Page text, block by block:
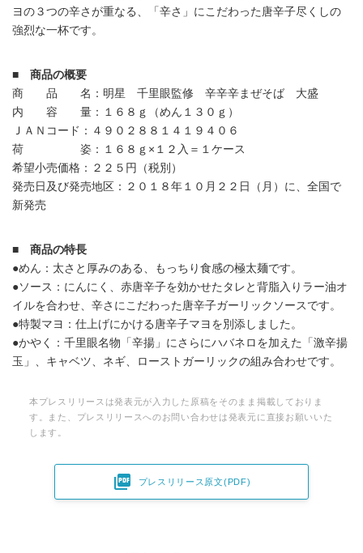
ヨの３つの辛さが重なる、「辛さ」にこだわった唐辛子尽くしの
強烈な一杯です。
■ 商品の概要
商 品 名：明星 千里眼監修 辛辛辛まぜそば 大盛
内 容 量：１６８ｇ（めん１３０ｇ）
ＪＡＮコード：４９０２８８１４１９４０６
荷 姿：１６８ｇ×１２入＝１ケース
希望小売価格：２２５円（税別）
発売日及び発売地区：２０１８年１０月２２日（月）に、全国で
新発売
■ 商品の特長
●めん：太さと厚みのある、もっちり食感の極太麺です。
●ソース：にんにく、赤唐辛子を効かせたタレと背脂入りラー油オ
イルを合わせ、辛さにこだわった唐辛子ガーリックソースです。
●特製マヨ：仕上げにかける唐辛子マヨを別添しました。
●かやく：千里眼名物「辛揚」にさらにハバネロを加えた「激辛揚
玉」、キャベツ、ネギ、ローストガーリックの組み合わせです。
本プレスリリースは発表元が入力した原稿をそのまま掲載しておりま
す。また、プレスリリースへのお問い合わせは発表元に直接お願いいた
します。
 プレスリリース原文(PDF)